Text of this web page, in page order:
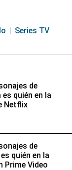
Series TV
de
es quién en la
Netflix
de
quién en la
Prime Video